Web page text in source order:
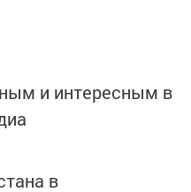
и интересным в
в